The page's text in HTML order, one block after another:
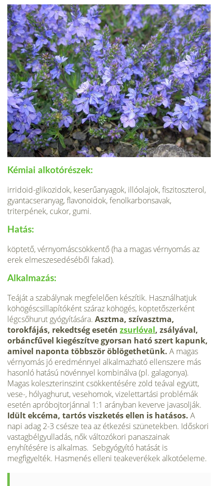
Kémiai alkotórészek:
irridoid-glikozidok, keserűanyagok, illóolajok, fiszitoszterol,
gyantacseranyag, flavonoidok, fenolkarbon­savak,
triterpének, cukor, gumi.
Hatás:
köptető, vérnyomáscsökkentő (ha a magas vérnyomás az
erek elmeszesedéséből fakad).
Alkalmazás:
Teáját a szabálynak megfelelően készítik. Hasz­nálhatjuk
köhögéscsillapítóként száraz köhö­gés, köptetőszerként
légcsőhurut gyógyítására. Asztma, szívasztma,
torokfájás, rekedtség esetén zsurlóval, zsályával,
orbáncfűvel kiegészít­ve gyorsan ható szert kapunk,
amivel naponta többször öblögethetünk. A magas
vérnyomás jó eredménnyel alkalmazható ellenszere más
hasonló hatású növénnyel kombinálva (pl. ga­lagonya).
Magas koleszterinszint csökkentésé­re zöld teával együtt,
vese-, hólyaghurut, vese­homok, vizelettartási problémák
esetén apró­bojtorjánnal 1:1 arányban keverve javasolják.
Idült ekcéma, tartós viszketés ellen is hatásos. A
napi adag 2-3 csésze tea az étkezési szünetek­ben. Időskori
vastagbélgyulladás, nők változó­kori panaszainak
enyhítésére is alkalmas. Seb­gyógyító hatását is
megfigyelték. Hasmenés el­leni teakeverékek alkotóeleme.